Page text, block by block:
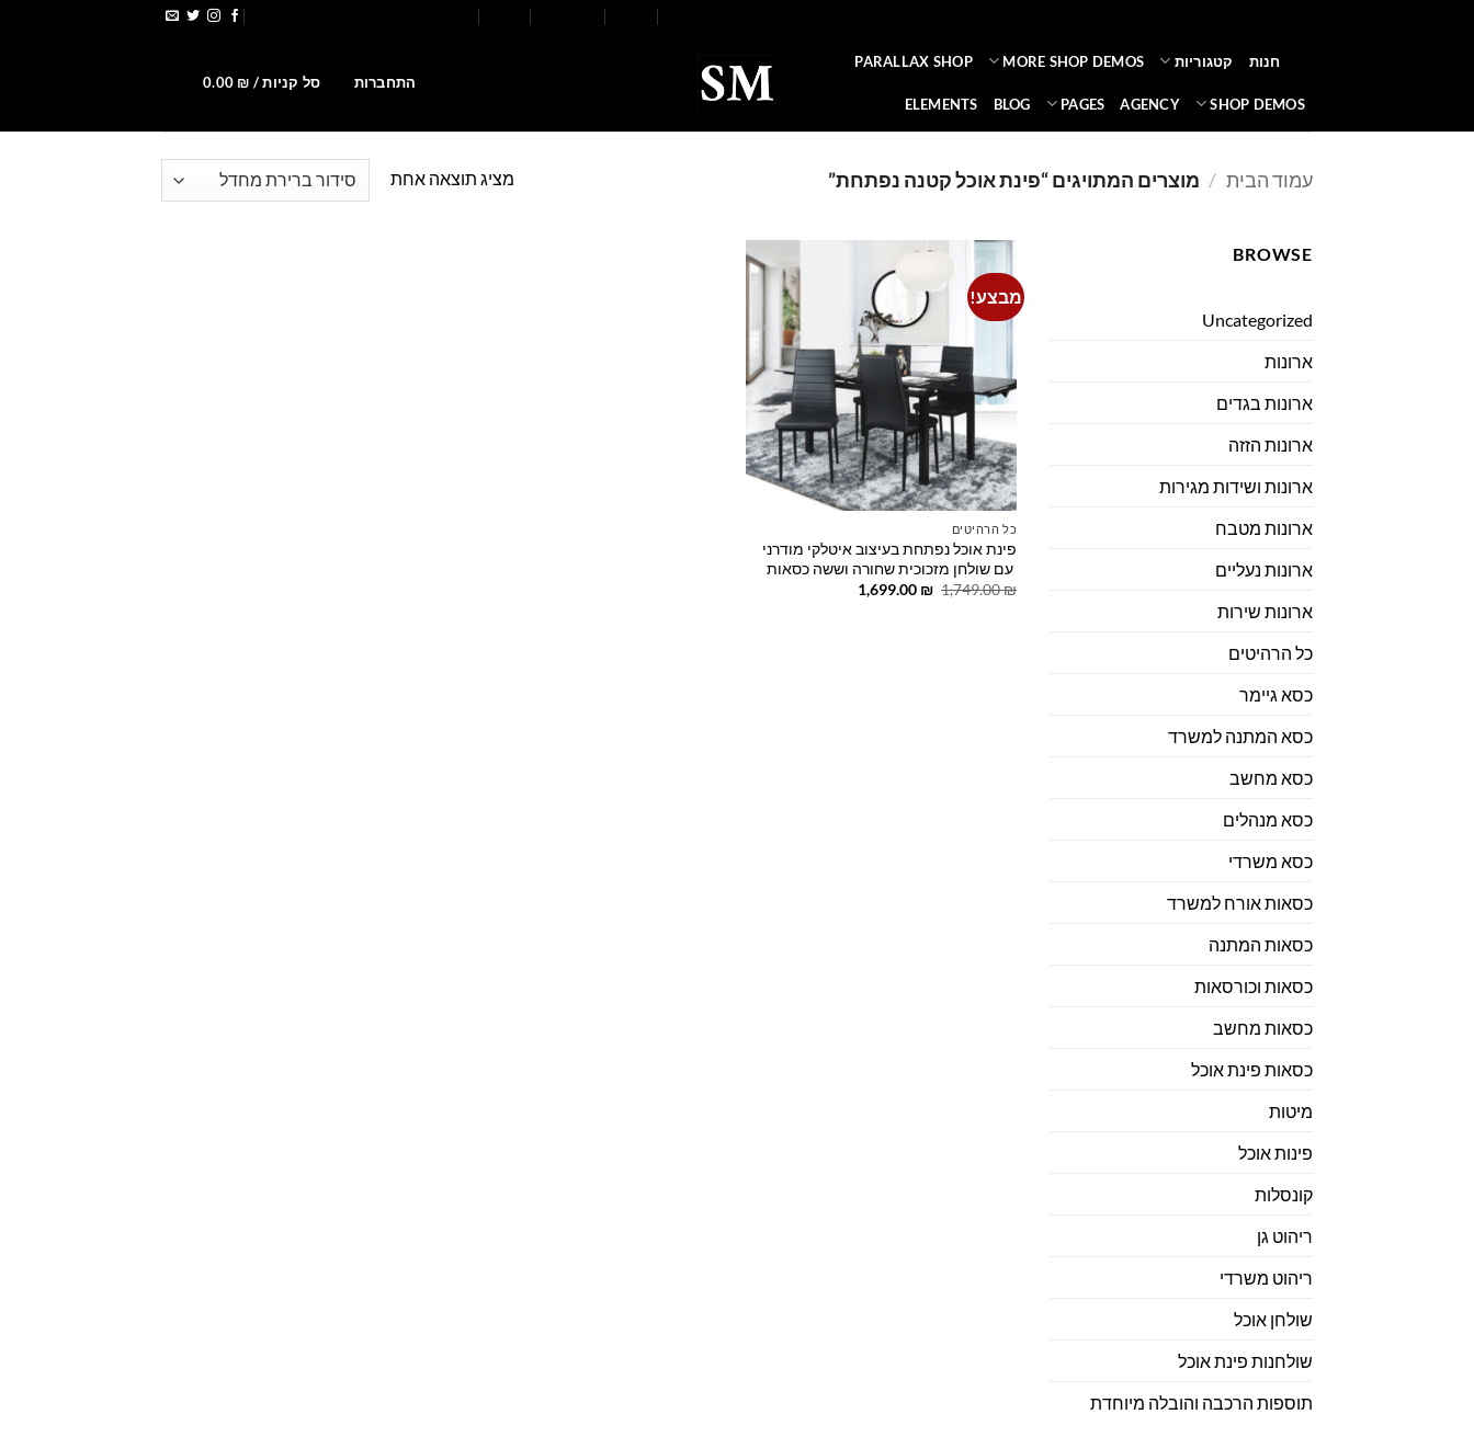
חנות קטגוריות MORE SHOP DEMOS
PARALLAX SHOP
SHOP DEMOS
AGENCY
PAGES
BLOG
ELEMENTS
התחברות סל קניות / 0.00 ₪
עמוד הבית / מוצרים המתויגים “פינת אוכל קטנה נפתחת” מציג תוצאה אחת
BROWSE
Uncategorized
ארונות
ארונות בגדים
ארונות הזזה
ארונות ושידות מגירות
ארונות מטבח
ארונות נעליים
ארונות שירות
כל הרהיטים
כסא גיימר
כסא המתנה למשרד
כסא מחשב
כסא מנהלים
כסא משרדי
כסאות אורח למשרד
כסאות המתנה
כסאות וכורסאות
כסאות מחשב
כסאות פינת אוכל
מיטות
פינות אוכל
קונסלות
ריהוט גן
ריהוט משרדי
שולחן אוכל
שולחנות פינת אוכל
תוספות הרכבה והובלה מיוחדת
מבצע!
Add to
wishlist
כל הרהיטים
פינת אוכל נפתחת בעיצוב איטלקי מודרני
עם שולחן מזכוכית שחורה וששה כסאות
1,749.00₪
המחיר
1,699.00 ₪